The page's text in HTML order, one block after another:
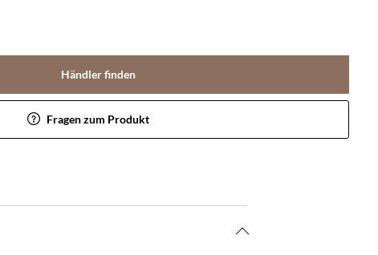
Händler finden
Fragen zum Produkt